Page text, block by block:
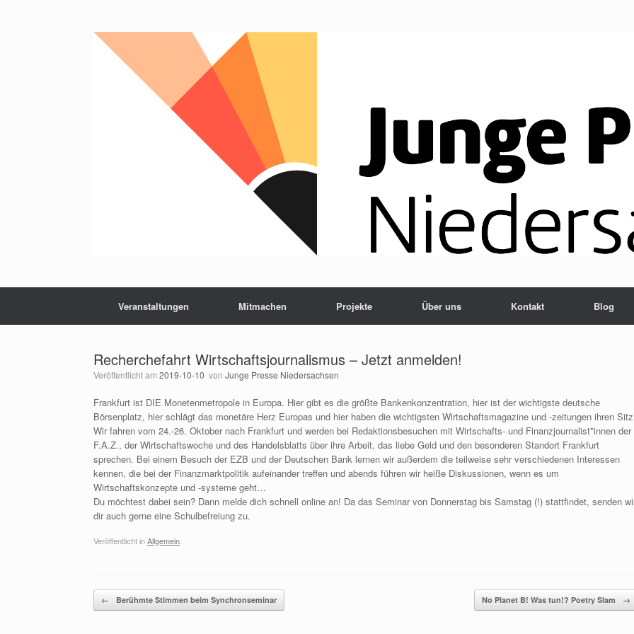
Veranstaltungen Mitmachen Projekte Über uns Kontakt Blog
Recherchefahrt Wirtschaftsjournalismus – Jetzt anmelden!
Veröffentlicht am 2019-10-10 von Junge Presse Niedersachsen
Frankfurt ist DIE Monetenmetropole in Europa. Hier gibt es die größte Bankenkonzentration, hier ist der wichtigste deutsche
Börsenplatz, hier schlägt das monetäre Herz Europas und hier haben die wichtigsten Wirtschaftsmagazine und -zeitungen ihren
Wir fahren vom 24.-26. Oktober nach Frankfurt und werden bei Redaktionsbesuchen mit Wirtschafts- und Finanzjournalist*innen der
F.A.Z., der Wirtschaftswoche und des Handelsblatts über ihre Arbeit, das liebe Geld und den besonderen Standort Frankfurt
sprechen. Bei einem Besuch der EZB und der Deutschen Bank lernen wir außerdem die teilweise sehr verschiedenen Interessen
kennen, die bei der Finanzmarktpolitik aufeinander treffen und abends führen wir heiße Diskussionen, wenn es um
Wirtschaftskonzepte und -systeme geht…
Du möchtest dabei sein? Dann melde dich schnell online an! Da das Seminar von Donnerstag bis Samstag (!) stattfindet, senden
dir auch gerne eine Schulbefreiung zu.
Veröffentlicht inAllgemein
Beitragsnavigation
← Berühmte Stimmen beim Synchronseminar No Planet B! Was tun!? Poetry Slam →